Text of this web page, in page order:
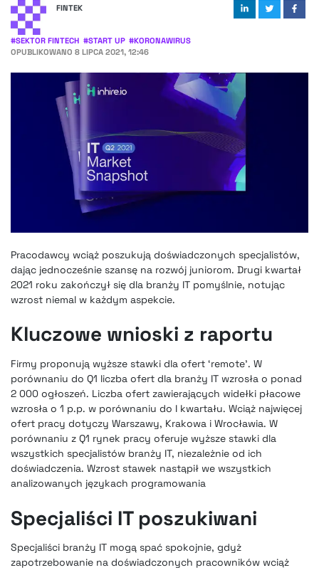
FINTEK
#SEKTOR FINTECH #START UP #KORONAWIRUS
OPUBLIKOWANO 8 LIPCA 2021, 12:46
Pracodawcy wciąż poszukują doświadczonych specjalistów,
dając jednocześnie szansę na rozwój juniorom. Drugi kwartał
2021 roku zakończył się dla branży IT pomyślnie, notując
wzrost niemal w każdym aspekcie.
Kluczowe wnioski z raportu
Firmy proponują wyższe stawki dla ofert ‘remote’. W
porównaniu do Q1 liczba ofert dla branży IT wzrosła o ponad
2 000 ogłoszeń. Liczba ofert zawierających widełki płacowe
wzrosła o 1 p.p. w porównaniu do I kwartału. Wciąż najwięcej
ofert pracy dotyczy Warszawy, Krakowa i Wrocławia. W
porównaniu z Q1 rynek pracy oferuje wyższe stawki dla
wszystkich specjalistów branży IT, niezależnie od ich
doświadczenia. Wzrost stawek nastąpił we wszystkich
analizowanych językach programowania
Specjaliści IT poszukiwani
Specjaliści branży IT mogą spać spokojnie, gdyż
zapotrzebowanie na doświadczonych pracowników wciąż